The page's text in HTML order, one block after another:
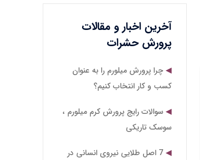
آخرین اخبار و مقالات
پرورش حشرات
چرا پرورش میلورم را به عنوان
کسب و کار انتخاب کنیم؟
سوالات رایج پرورش کرم میلورم ،
سوسک تاریکی
7 اصل طلایی نیروی انسانی در